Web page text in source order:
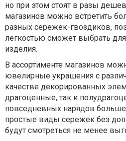
но при этом стоят в разы
магазинов можно встретить
разных сережек-гвоздиков,
легкостью сможет выбрать
изделия.
В ассортименте магазинов
ювелирные украшения с
качестве декорированных
драгоценные, так и
повседневных нарядов больше
простые виды сережек без
будут смотреться не менее